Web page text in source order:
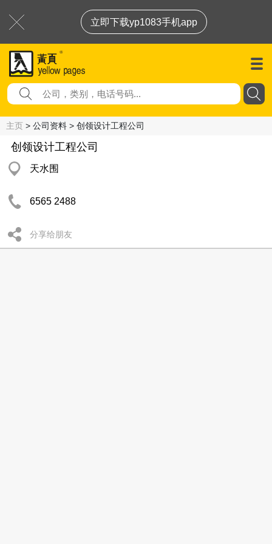
立即下载yp1083手机app
主页 > 公司资料 > 创领设计工程公司
创领设计工程公司
天水围
6565 2488
分享给朋友